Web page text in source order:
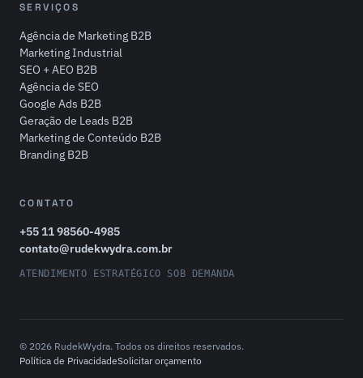
SERVIÇOS
Agência de Marketing B2B
Marketing Industrial
SEO + AEO B2B
Agência de SEO
Google Ads B2B
Geração de Leads B2B
Marketing de Conteúdo B2B
Branding B2B
CONTATO
+55 11 98560-4985
contato@rudekwydra.com.br
ATENDIMENTO ESTRATÉGICO SOB DEMANDA
© 2026 RudekWydra. Todos os direitos reservados.
Política de PrivacidadeSolicitar orçamento